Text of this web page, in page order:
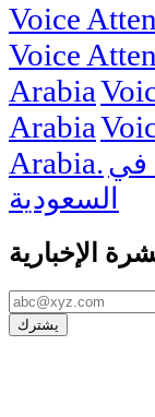
Voice
Voice
Arabia
Arabia
Arabia. في
السعودية
الإخبارية
يشترك